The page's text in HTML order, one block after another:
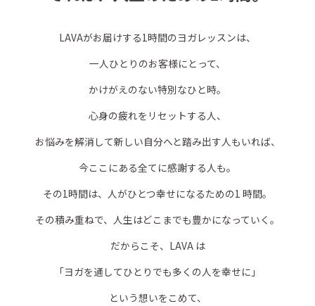
LAVAがお届けする1時間のヨガレッスンは、
一人ひとりのお客様にとって、
かけがえのない特別なひと時。
心身の疲れをリセットする人、
お悩みを解消して新しい自分へと踏み出す人もいれば、
今ここにある全てに感謝する人も。
その1時間は、人がひとつ幸せになるための1 時間。
その積み重ねで、人生はどこまでも豊かになっていく。
だからこそ、LAVA は
「ヨガを通してひとりでも多くの人を幸せに」
という想いをこめて、